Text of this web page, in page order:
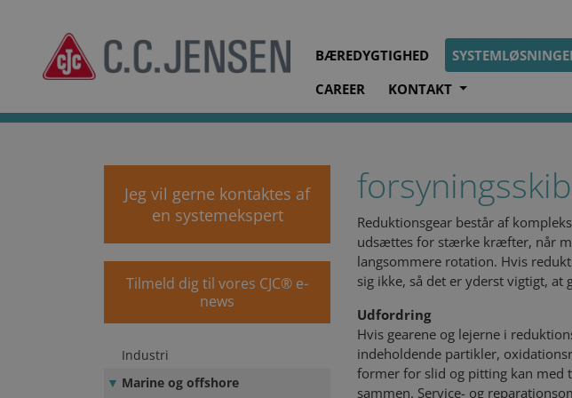
BÆREDYGTIGHED
CAREER
KONTAKT
Jeg vil gerne kontaktes af
en systemekspert
Tilmeld dig til vores CJC® e-
news
Industri
Marine og offshore
Reduktionsgear består af
udsættes for stærke kræfter, når
langsommere rotation. Hvis
sig ikke, så det er yderst vigtigt, at
Udfordring
Hvis gearene og lejerne i
indeholdende partikler,
former for slid og pitting kan med
sammen. Service- og